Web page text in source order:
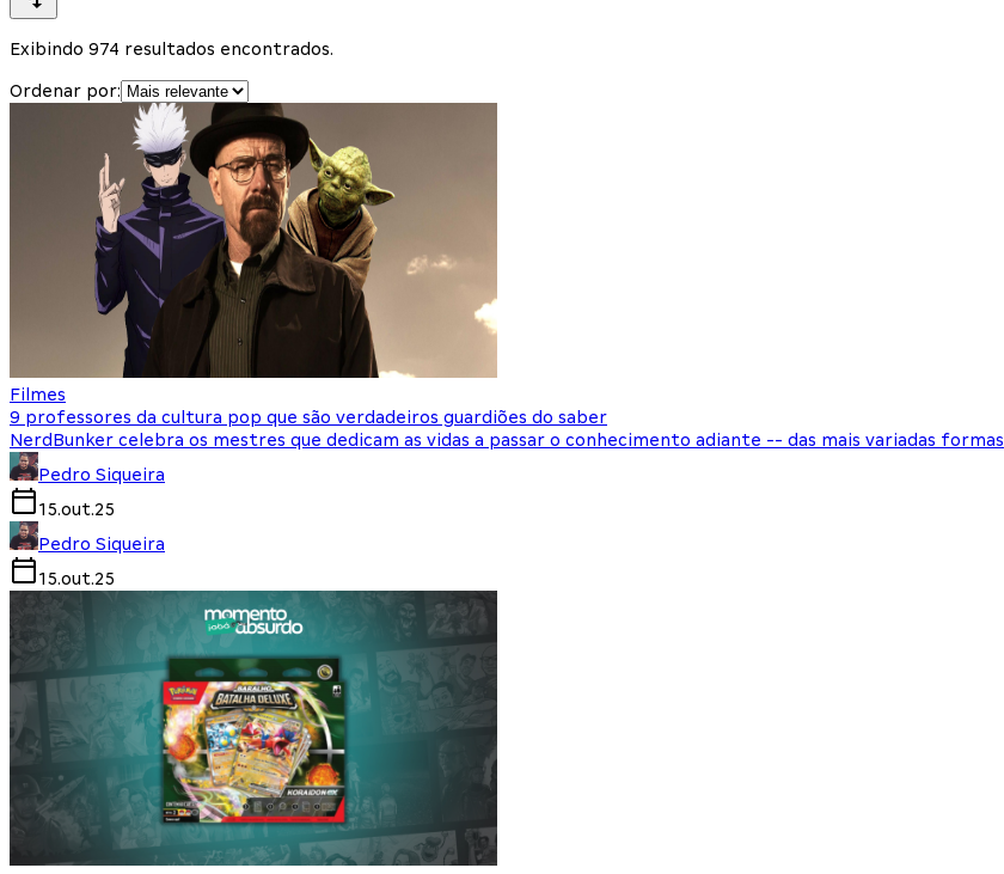
Exibindo 974 resultados encontrados.
Ordenar por:
Filmes
9 professores da cultura pop que são verdadeiros guardiões do saber
NerdBunker celebra os mestres que dedicam as vidas a passar o conhecimento adiante -- das mais variadas formas
Pedro Siqueira
15.out.25
Pedro Siqueira
15.out.25